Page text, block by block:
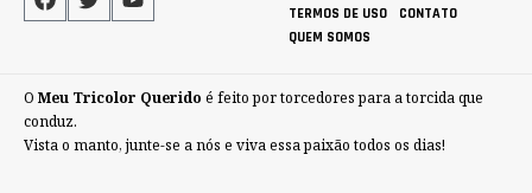
TERMOS DE USO
CONTATO
QUEM SOMOS
O Meu Tricolor Querido é feito por torcedores para a torcida que
conduz.
Vista o manto, junte-se a nós e viva essa paixão todos os dias!